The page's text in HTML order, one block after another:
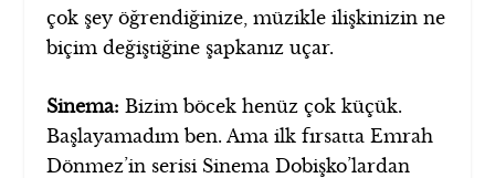
çok şey öğrendiğinize, müzikle ilişkinizin ne
biçim değiştiğine şapkanız uçar.
Sinema: Bizim böcek henüz çok küçük.
Başlayamadım ben. Ama ilk fırsatta Emrah
Dönmez’in serisi Sinema Dobişko’lardan